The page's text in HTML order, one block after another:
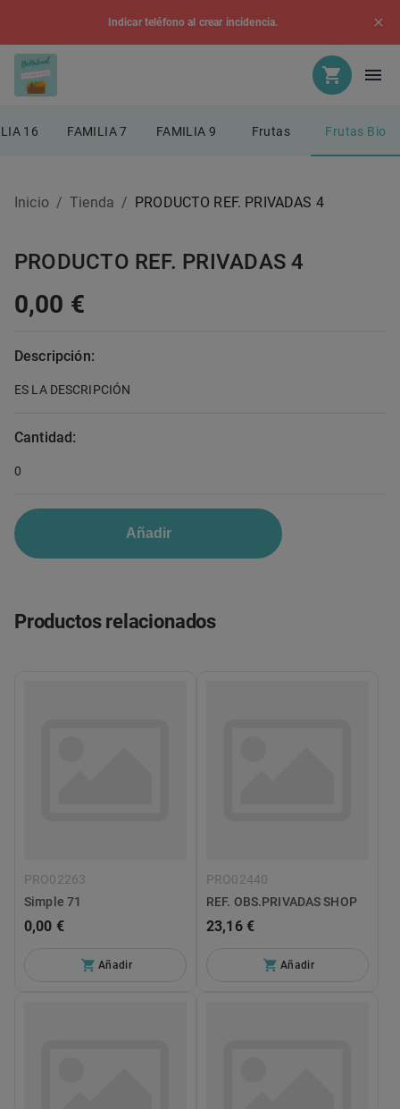
Indicar teléfono al crear incidencia.
16 FAMILIA 7 FAMILIA 9 Frutas Frutas Bio
Inicio / Tienda / PRODUCTO REF. PRIVADAS 4
PRODUCTO REF. PRIVADAS 4
0,00 €
Descripción:
ES LA DESCRIPCIÓN
Cantidad:
0
Añadir
Productos relacionados
PRO02263
Simple 71
0,00 €
Añadir
PRO02440
REF. OBS.PRIVADAS SHOP
23,16 €
Añadir